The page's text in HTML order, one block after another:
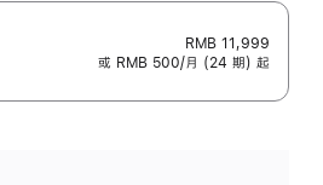
RMB 11,999
或 RMB 500/月 (24 期) 起